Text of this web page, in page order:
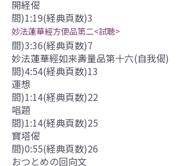
開経偈 (
間)1:19(経典頁数)3
妙法蓮華經方便品第二<試聴> (収
間)3:36(経典頁数)7
妙法蓮華經如来壽量品第十六(自
間)4:54(経典頁数)13
運想 (収
間)1:14(経典頁数)22
唱題 (収
間)1:14(経典頁数)25
寶塔偈 (
間)0:55(経典頁数)26
おつとめの回向文